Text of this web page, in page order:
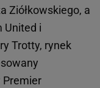
Ziółkowskiego, a
United i
Trotty, rynek
Premier